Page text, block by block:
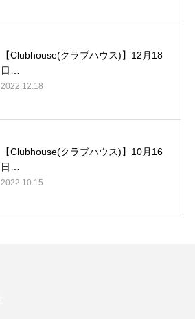
【Clubhouse(クラブハウス)】12月18
日…
2022.12.18
【Clubhouse(クラブハウス)】10月16
日…
2022.10.15